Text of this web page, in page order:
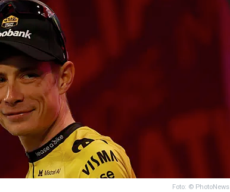
Foto: © PhotoNews